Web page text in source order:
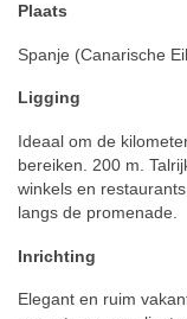
Plaats
Spanje (Canarische
Ligging
Ideaal om de
bereiken. 200 m.
winkels en
langs de promenade.
Inrichting
Elegant en ruim